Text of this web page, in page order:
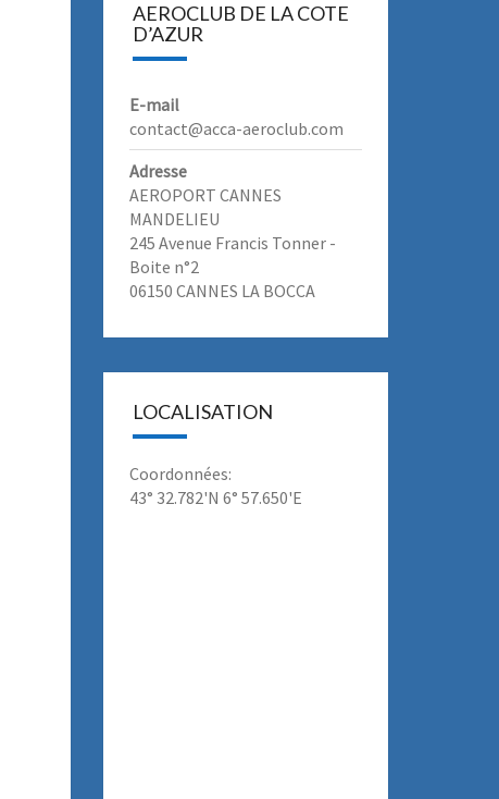
AEROCLUB DE LA COTE
D’AZUR
E-mail
contact@acca-aeroclub.com
Adresse
AEROPORT CANNES
MANDELIEU
245 Avenue Francis Tonner -
Boite n°2
06150 CANNES LA BOCCA
LOCALISATION
Coordonnées:
43° 32.782'N 6° 57.650'E